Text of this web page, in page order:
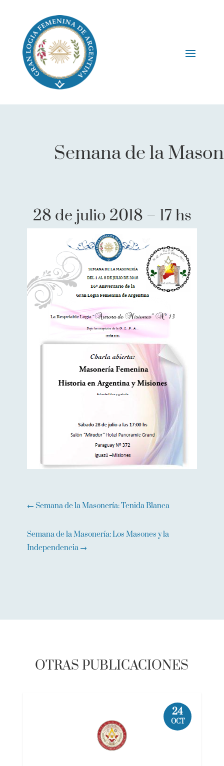
Semana de la
28 de julio 2018 – 17 hs
← Semana de la Masonería: Tenida Blanca
Semana de la Masonería: Los Masones y la
Independencia→
OTRAS PUBLICACIONES
24
OCT